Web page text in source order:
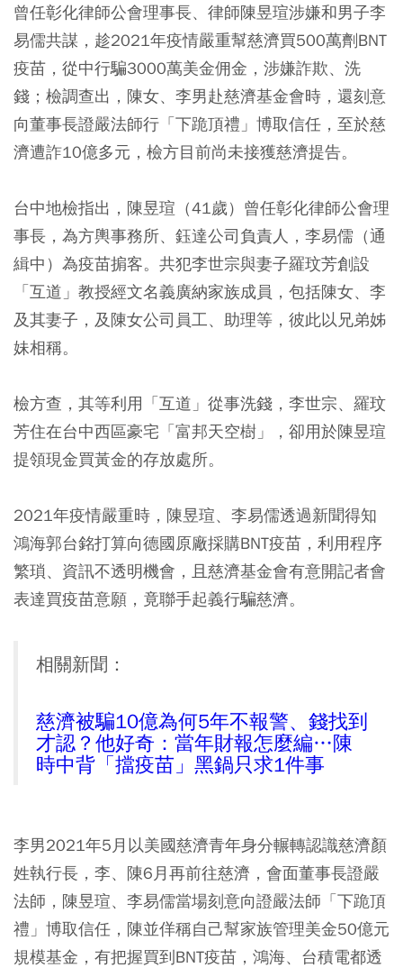
曾任彰化律師公會理事長、律師陳昱瑄涉嫌和男子李
易儒共謀，趁2021年疫情嚴重幫慈濟買500萬劑BNT
疫苗，從中行騙3000萬美金佣金，涉嫌詐欺、洗
錢；檢調查出，陳女、李男赴慈濟基金會時，還刻意
向董事長證嚴法師行「下跪頂禮」博取信任，至於慈
濟遭詐10億多元，檢方目前尚未接獲慈濟提告。
台中地檢指出，陳昱瑄（41歲）曾任彰化律師公會理
事長，為方輿事務所、鈺達公司負責人，李易儒（通
緝中）為疫苗掮客。共犯李世宗與妻子羅玟芳創設
「互道」教授經文名義廣納家族成員，包括陳女、李
及其妻子，及陳女公司員工、助理等，彼此以兄弟姊
妹相稱。
檢方查，其等利用「互道」從事洗錢，李世宗、羅玟
芳住在台中西區豪宅「富邦天空樹」，卻用於陳昱瑄
提領現金買黃金的存放處所。
2021年疫情嚴重時，陳昱瑄、李易儒透過新聞得知
鴻海郭台銘打算向德國原廠採購BNT疫苗，利用程序
繁瑣、資訊不透明機會，且慈濟基金會有意開記者會
表達買疫苗意願，竟聯手起義行騙慈濟。
相關新聞：
慈濟被騙10億為何5年不報警、錢找到
才認？他好奇：當年財報怎麼編…陳
時中背「擋疫苗」黑鍋只求1件事
李男2021年5月以美國慈濟青年身分輾轉認識慈濟顏
姓執行長，李、陳6月再前往慈濟，會面董事長證嚴
法師，陳昱瑄、李易儒當場刻意向證嚴法師「下跪頂
禮」博取信任，陳並佯稱自己幫家族管理美金50億元
規模基金，有把握買到BNT疫苗，鴻海、台積電都透